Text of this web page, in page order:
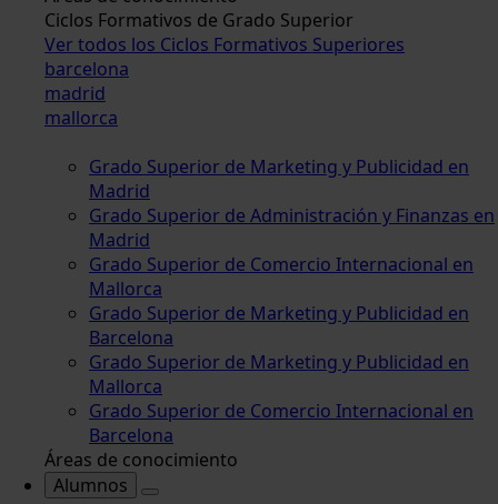
Ciclos Formativos de Grado Superior
Ver todos los Ciclos Formativos Superiores
barcelona
madrid
mallorca
Grado Superior de Marketing y Publicidad en
Madrid
Grado Superior de Administración y Finanzas en
Madrid
Grado Superior de Comercio Internacional en
Mallorca
Grado Superior de Marketing y Publicidad en
Barcelona
Grado Superior de Marketing y Publicidad en
Mallorca
Grado Superior de Comercio Internacional en
Barcelona
Áreas de conocimiento
Alumnos